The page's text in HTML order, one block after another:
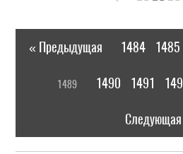
« Предыдущая 1484 1485
1489 1490 1491